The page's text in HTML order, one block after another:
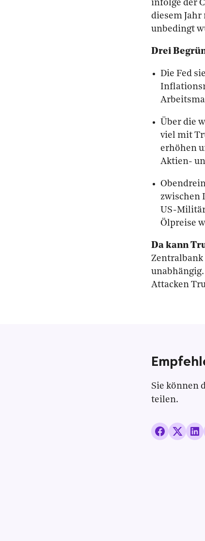
infolge der
diesem Jahr
unbedingt
Drei
Die Fed
Über die
viel mit
erhöhen
Aktien-
zwischen
US-
Ölpreise
Da kann
Zentralbank
Attacken
Sie können
teilen.